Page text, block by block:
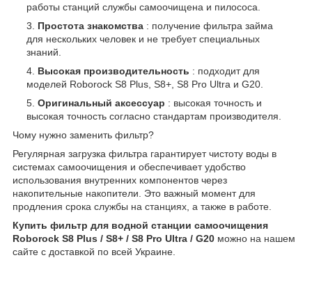
работы станций службы самоочищена и пилососа.
Простота знакомства : получение фильтра займа
для нескольких человек и не требует специальных
знаний.
Высокая производительность : подходит для
моделей Roborock S8 Plus, S8+, S8 Pro Ultra и G20.
Оригинальный аксессуар : высокая точность и
высокая точность согласно стандартам производителя.
Чому нужно заменить фильтр?
Регулярная загрузка фильтра гарантирует чистоту воды в
системах самоочищения и обеспечивает удобство
использования внутренних компонентов через
накопительные накопители. Это важный момент для
продления срока службы на станциях, а также в работе.
Купить фильтр для водной станции самоочищения
Roborock S8 Plus / S8+ / S8 Pro Ultra / G20 можно на нашем
сайте с доставкой по всей Украине.